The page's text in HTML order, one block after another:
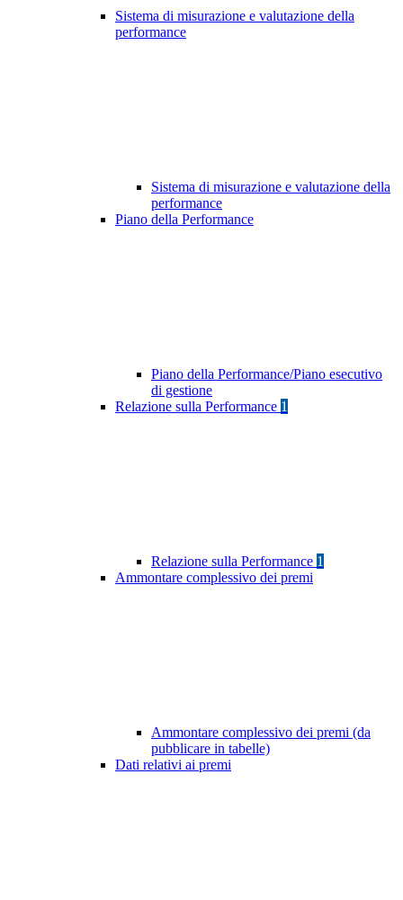
Sistema di misurazione e valutazione della
performance
Sistema di misurazione e valutazione della
performance
Piano della Performance
Piano della Performance/Piano esecutivo
di gestione
Relazione sulla Performance 1
Relazione sulla Performance 1
Ammontare complessivo dei premi
Ammontare complessivo dei premi (da
pubblicare in tabelle)
Dati relativi ai premi